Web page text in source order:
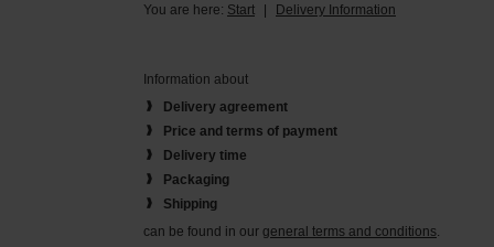
You are here: Start Delivery Information
Information about
Delivery agreement
Price and terms of payment
Delivery time
Packaging
Shipping
can be found in our general terms and conditions.